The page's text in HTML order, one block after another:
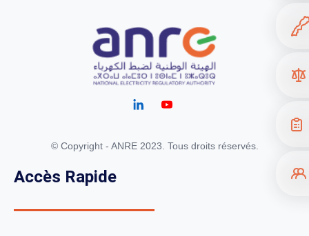
© Copyright - ANRE 2023. Tous droits réservés.
Accès Rapide